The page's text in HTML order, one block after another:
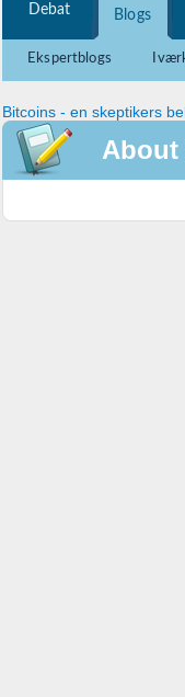
Debat Blogs
Ekspertblogs
Bitcoins - en skeptikers
About